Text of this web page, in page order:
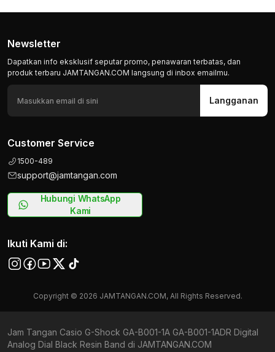
Newsletter
Dapatkan info eksklusif seputar promo, penawaran terbatas, dan
produk terbaru JAMTANGAN.COM langsung di inbox emailmu.
Langganan
Customer Service
1500-489
support@jamtangan.com
Hubungi WhatsApp
Kami
Ikuti Kami di:
Copyright © 2026 JAMTANGAN.COM, All Rights Reserved.
Jam Tangan Casio G-Shock GA-B001-1A GA-B001-1ADR Digital
Analog Dial Black Resin Band di JAMTANGAN.COM